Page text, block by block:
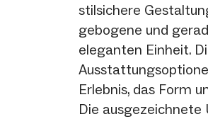
stilsichere
gebogene und
eleganten Einheit.
Erlebnis, das Form
Die